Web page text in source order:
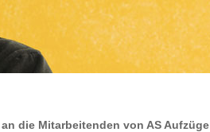
die Mitarbeitenden von AS